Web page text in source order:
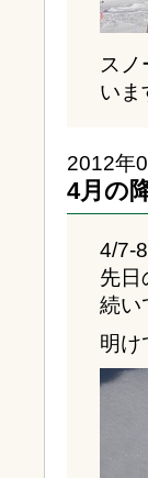
ス
いま
2012年
4月の
4/7-
先日
続い
明け